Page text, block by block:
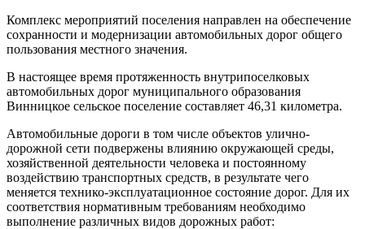
Комплекс мероприятий поселения направлен на обеспечение
сохранности и модернизации автомобильных дорог общего
пользования местного значения.
В настоящее время протяженность внутрипоселковых
автомобильных дорог муниципального образования
Винницкое сельское поселение составляет 46,31 километра.
Автомобильные дороги в том числе объектов улично-
дорожной сети подвержены влиянию окружающей среды,
хозяйственной деятельности человека и постоянному
воздействию транспортных средств, в результате чего
меняется технико-эксплуатационное состояние дорог. Для их
соответствия нормативным требованиям необходимо
выполнение различных видов дорожных работ: